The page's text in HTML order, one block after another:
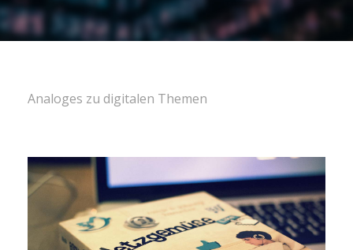
Analoges zu digitalen Themen